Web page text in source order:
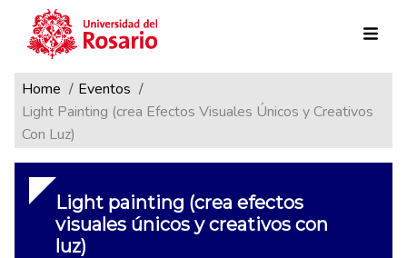
Pasar al contenido principal
Ruta de navegación
Home
Eventos
Light Painting (crea Efectos Visuales Únicos y Creativos
Con Luz)
Light painting (crea efectos
visuales únicos y creativos con
luz)